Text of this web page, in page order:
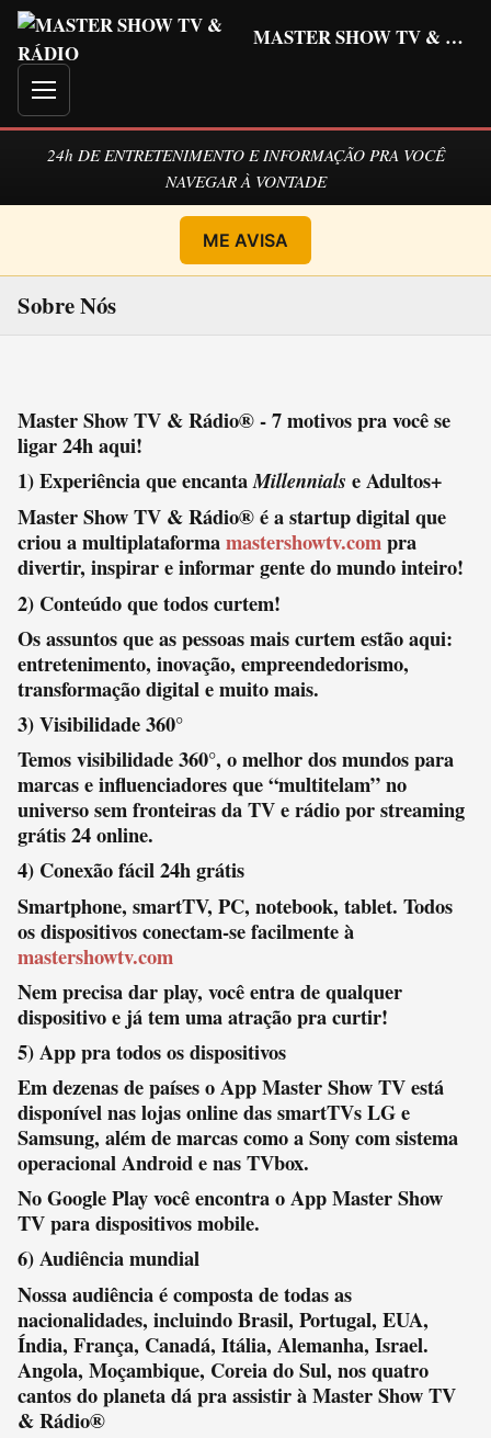
MASTER SHOW TV & RÁDIO
Menu
24h DE ENTRETENIMENTO E INFORMAÇÃO PRA VOCÊ
NAVEGAR À VONTADE
ME AVISA
Sobre Nós
Master Show TV & Rádio® - 7 motivos pra você se
ligar 24h aqui!
1) Experiência que encantaMillennials e Adultos+
Master Show TV & Rádio® é a startup digital que
criou a multiplataformamastershowtv.compra
divertir, inspirar e informar gente do mundo inteiro!
2) Conteúdo que todos curtem!
Os assuntos que as pessoas mais curtem estão aqui:
entretenimento, inovação, empreendedorismo,
transformação digital e muito mais.
3) Visibilidade 360°
Temos visibilidade 360°, o melhor dos mundos para
marcas e influenciadores que “multitelam” no
universo sem fronteiras da TV e rádio por streaming
grátis 24 online.
4) Conexão fácil 24h grátis
Smartphone, smartTV, PC, notebook, tablet. Todos
os dispositivos conectam-se facilmente à
mastershowtv.com
Nem precisa dar play, você entra de qualquer
dispositivo e já tem uma atração pra curtir!
5) App pra todos os dispositivos
Em dezenas de países o App Master Show TV está
disponível nas lojas online das smartTVs LG e
Samsung, além de marcas como a Sony com sistema
operacional Android e nas TVbox.
No Google Play você encontra o App Master Show
TV para dispositivos mobile.
6) Audiência mundial
Nossa audiência é composta de todas as
nacionalidades, incluindo Brasil, Portugal, EUA,
Índia, França, Canadá, Itália, Alemanha, Israel.
Angola, Moçambique, Coreia do Sul, nos quatro
cantos do planeta dá pra assistir à Master Show TV
& Rádio®